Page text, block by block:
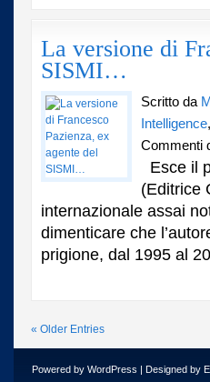
La versione di
SISMI…
Scritto da
Intelligence,
Commenti
Esce il
(Editrice
internazionale assai
dimenticare che
prigione, dal 1995 al
« Older Entries
Powered by WordPress | Designed by